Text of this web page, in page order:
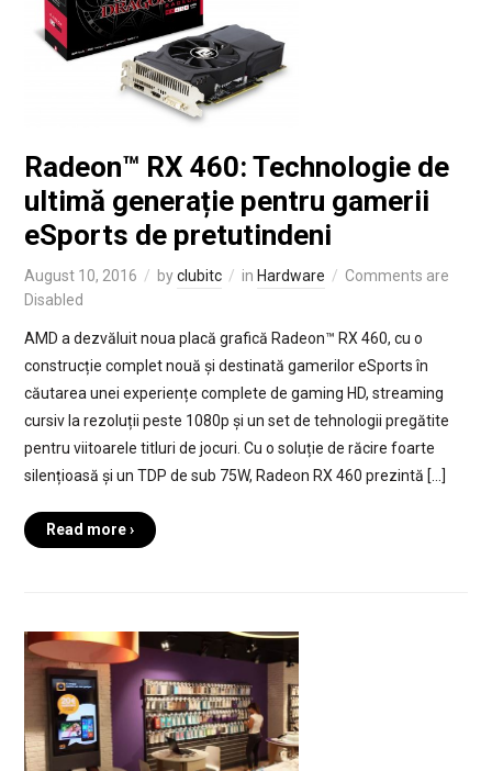
Radeon™ RX 460: Technologie de
ultimă generație pentru gamerii
eSports de pretutindeni
August 10, 2016 byclubitc in Hardware
Comments are
Disabled
AMD a dezvăluit noua placă grafică Radeon™ RX 460, cu o
construcție complet nouă și destinată gamerilor eSports în
căutarea unei experiențe complete de gaming HD, streaming
cursiv la rezoluții peste 1080p și un set de tehnologii pregătite
pentru viitoarele titluri de jocuri. Cu o soluție de răcire foarte
silențioasă și un TDP de sub 75W, Radeon RX 460 prezintă […]
Read more ›